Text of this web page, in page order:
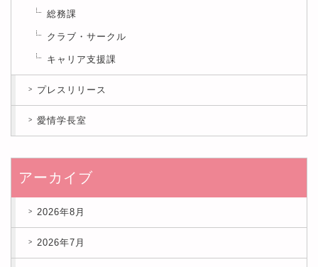
総務課
クラブ・サークル
キャリア支援課
プレスリリース
愛情学長室
アーカイブ
2026年8月
2026年7月